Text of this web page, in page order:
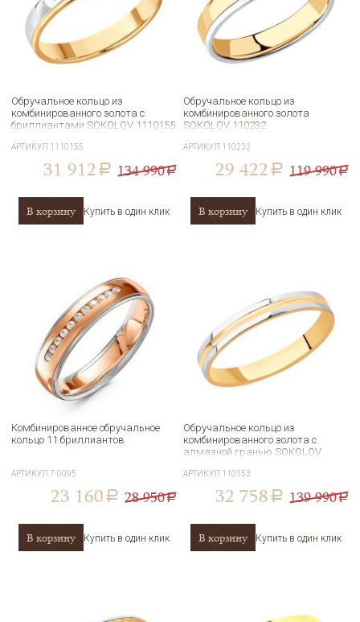
Обручальное кольцо из
комбинированного золота с
бриллиантами SOKOLOV 1110155
АРТИКУЛ 1110155
31 912 a 134 990a
В корзину Купить в один клик
Обручальное кольцо из
комбинированного золота
SOKOLOV 110232
АРТИКУЛ 110232
29 422 a 119 990a
В корзину Купить в один клик
Комбинированное обручальное
кольцо 11 бриллиантов
АРТИКУЛ7-0095
23 160 a 28 950a
В корзину Купить в один клик
Обручальное кольцо из
комбинированного золота с
алмазной гранью SOKOLOV
АРТИКУЛ 110153
32 758 a 139 990a
В корзину Купить в один клик